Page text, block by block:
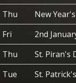
Thu New
Fri 2nd
Thu St. Piran's
Tue St.